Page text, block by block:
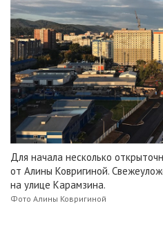
Для начала несколько
от Алины Ковригиной.
на улице Карамзина.
Фото Алины Ковригиной